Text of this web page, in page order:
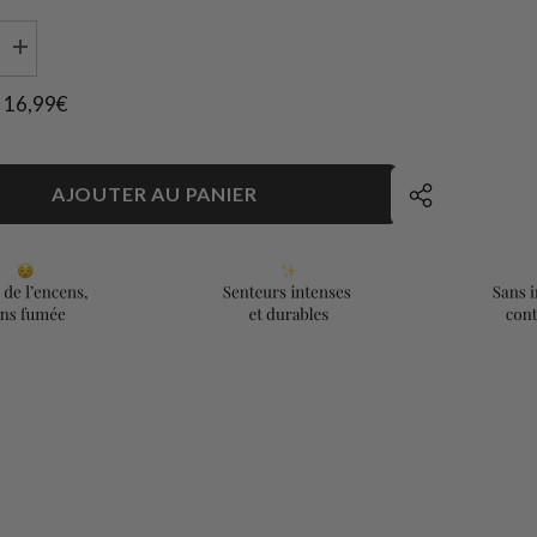
Augmenter
de
Encens
16,99€
AJOUTER AU PANIER